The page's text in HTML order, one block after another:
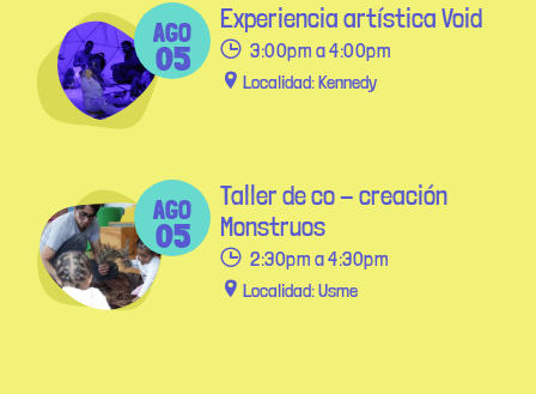
AGO
05
Experiencia artística Void
3:00pm a 4:00pm
Localidad: Kennedy
AGO
05
Taller de co - creación
Monstruos
2:30pm a 4:30pm
Localidad: Usme